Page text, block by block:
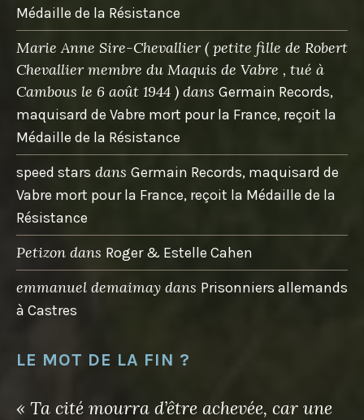
Médaille de la Résistance
Marie Anne Sire-Chevallier ( petite fille de Robert
Chevallier membre du Maquis de Vabre , tué à
Cambous le 6 août 1944 ) dans Germain Records,
maquisard de Vabre mort pour la France, reçoit la
Médaille de la Résistance
speed stars dans Germain Records, maquisard de
Vabre mort pour la France, reçoit la Médaille de la
Résistance
Petizon dans Roger & Estelle Cahen
emmanuel demaimay dans Prisonniers allemands
à Castres
LE MOT DE LA FIN ?
« Ta cité mourra d’être achevée, car une